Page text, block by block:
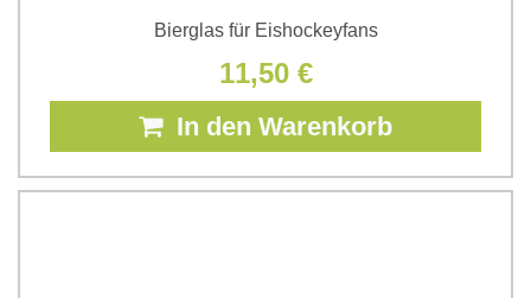
Bierglas für Eishockeyfans
11,50 €
In den Warenkorb